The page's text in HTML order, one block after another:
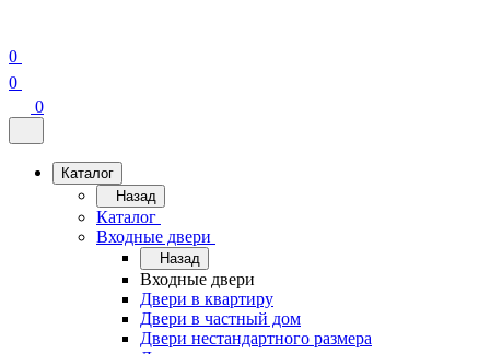
0
0
0
Каталог
Назад
Каталог
Входные двери
Назад
Входные двери
Двери в квартиру
Двери в частный дом
Двери нестандартного размера